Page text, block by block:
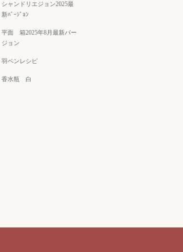
シャンドリエジョン2025最
新ﾊﾞｰｼﾞｮﾝ
平面 箱2025年8月最新バー
ジョン
羽ペンレシピ
香水瓶 白